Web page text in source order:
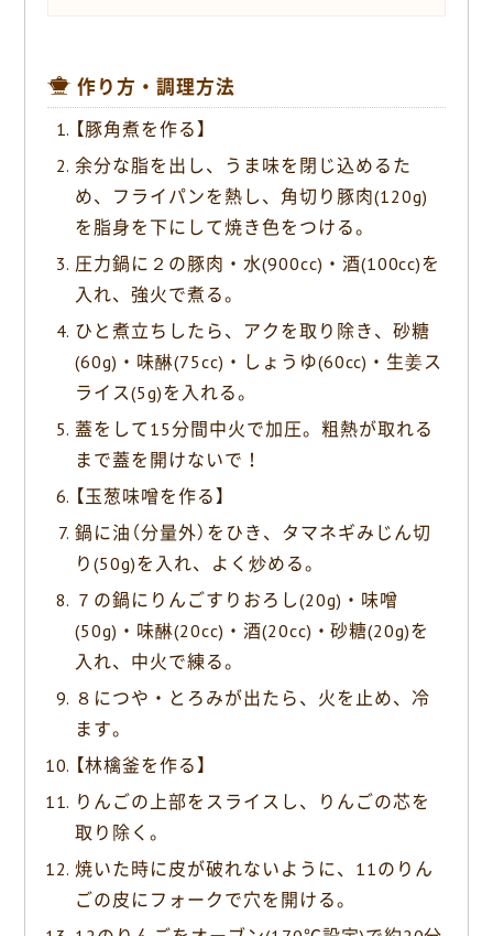
作り方・調理方法
【豚角煮を作る】
余分な脂を出し、うま味を閉じ込めるた
め、フライパンを熱し、角切り豚肉(120g)
を脂身を下にして焼き色をつける。
圧力鍋に２の豚肉・水(900cc)・酒(100cc)を
入れ、強火で煮る。
ひと煮立ちしたら、アクを取り除き、砂糖
(60g)・味醂(75cc)・しょうゆ(60cc)・生姜ス
ライス(5g)を入れる。
蓋をして15分間中火で加圧。粗熱が取れる
まで蓋を開けないで！
【玉葱味噌を作る】
鍋に油（分量外）をひき、タマネギみじん切
り(50g)を入れ、よく炒める。
７の鍋にりんごすりおろし(20g)・味噌
(50g)・味醂(20cc)・酒(20cc)・砂糖(20g)を
入れ、中火で練る。
８につや・とろみが出たら、火を止め、冷
ます。
【林檎釜を作る】
りんごの上部をスライスし、りんごの芯を
取り除く。
焼いた時に皮が破れないように、11のりん
ごの皮にフォークで穴を開ける。